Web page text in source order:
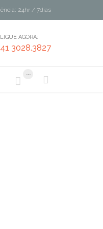
24hr / 7dias
LIGUE AGORA:
41 3028.3827

...
